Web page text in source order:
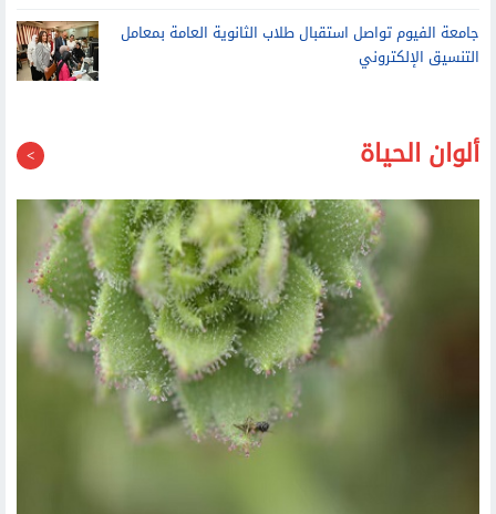
التنسيق الإلكتروني